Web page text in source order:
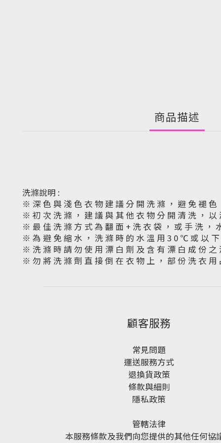
商品描述
洗滌說明 :
※ 深 色 與 淺 色 衣 物 建 議 分 開 洗 滌 ， 避 免 褪 色
※ 初 次 洗 滌 ， 建 議 與 其 他 衣 物 分 開 清 洗 ， 以
※ 最 佳 洗 滌 方 式 為 翻 面 + 洗 衣 袋 ， 或 手 洗 ，
※ 為 避 免 縮 水 ， 洗 滌 時 的 水 溫 用 3 0 ℃ 或 以
※ 洗 滌 時 請 勿 使 用 漂 白 劑 及 含 有 漂 白 成 份
※ 勿 將 洗 滌 劑 直 接 倒 在 衣 物 上 ， 部 份 洗 衣
顧客服務
常見問題
運送服務方式
退換貨政策
條款與細則
隱私政策
管轄法律
本服務條款及我們向您提供的其他任何協